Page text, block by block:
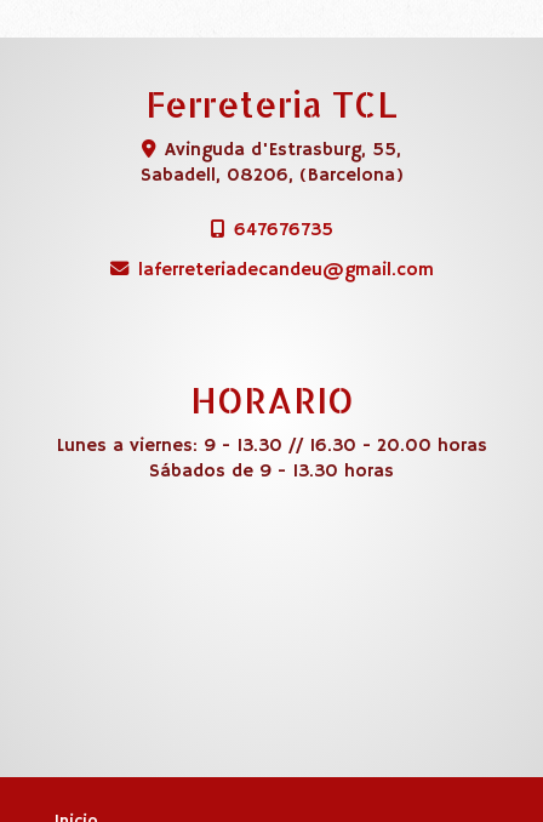
Ferreteria TCL
Avinguda d'Estrasburg, 55,
Sabadell, 08206, (Barcelona)
647676735
laferreteriadecandeu
gmail.com
HORARIO
Lunes a viernes: 9 - 13.30 // 16.30 - 20.00 horas
Sábados de 9 - 13.30 horas